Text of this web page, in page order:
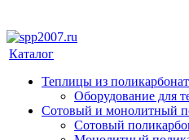
Каталог
Теплицы из
Оборудование для
Сотовый и монолитный
Сотовый